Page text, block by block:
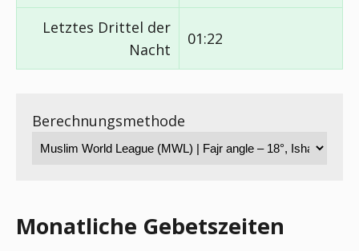
Letztes Drittel der
Nacht
01:22
Berechnungsmethode
Monatliche Gebetszeiten